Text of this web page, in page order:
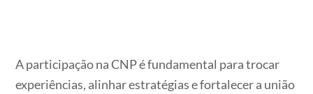
A participação na CNP é fundamental para trocar
experiências, alinhar estratégias e fortalecer a união